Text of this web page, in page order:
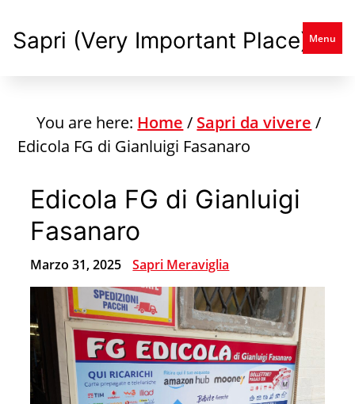
toSapri (Very Important Place) Menu
You are here: Home / Sapri da vivere /
Edicola FG di Gianluigi Fasanaro
Edicola FG di Gianluigi
Fasanaro
Marzo 31, 2025 Sapri Meraviglia